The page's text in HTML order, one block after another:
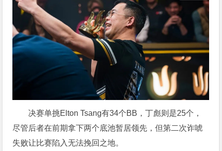
决赛单挑Elton Tsang有34个BB，丁彪则是25个，
尽管后者在前期拿下两个底池暂居领先，但第二次诈唬
失败让比赛陷入无法挽回之地。